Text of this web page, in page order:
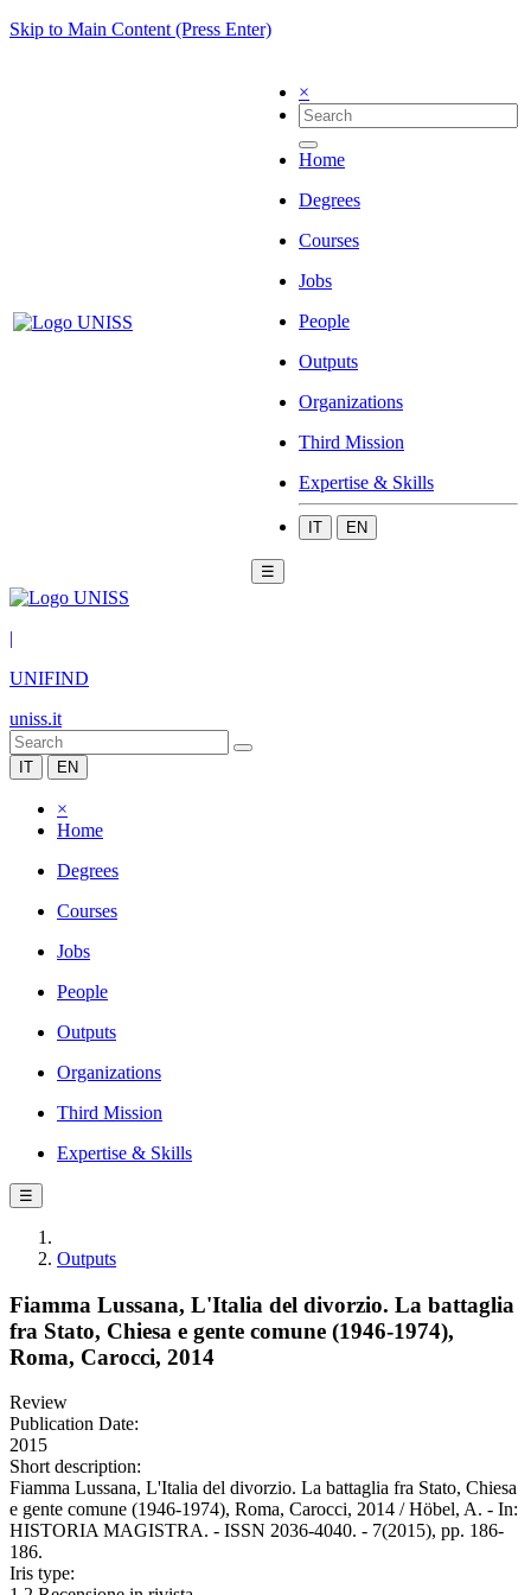
Skip to Main Content (Press Enter)
×
Home
Degrees
Courses
Jobs
People
Outputs
Organizations
Third Mission
Expertise & Skills
IT EN
☰
|
UNIFIND
uniss.it
IT EN
×
Home
Degrees
Courses
Jobs
People
Outputs
Organizations
Third Mission
Expertise & Skills
☰
Outputs
Fiamma Lussana, L'Italia del divorzio. La battaglia
fra Stato, Chiesa e gente comune (1946-1974),
Roma, Carocci, 2014
Review
Publication Date:
2015
Short description:
Fiamma Lussana, L'Italia del divorzio. La battaglia fra Stato, Chiesa
e gente comune (1946-1974), Roma, Carocci, 2014 / Höbel, A. - In:
HISTORIA MAGISTRA. - ISSN 2036-4040. - 7(2015), pp. 186-
186.
Iris type: